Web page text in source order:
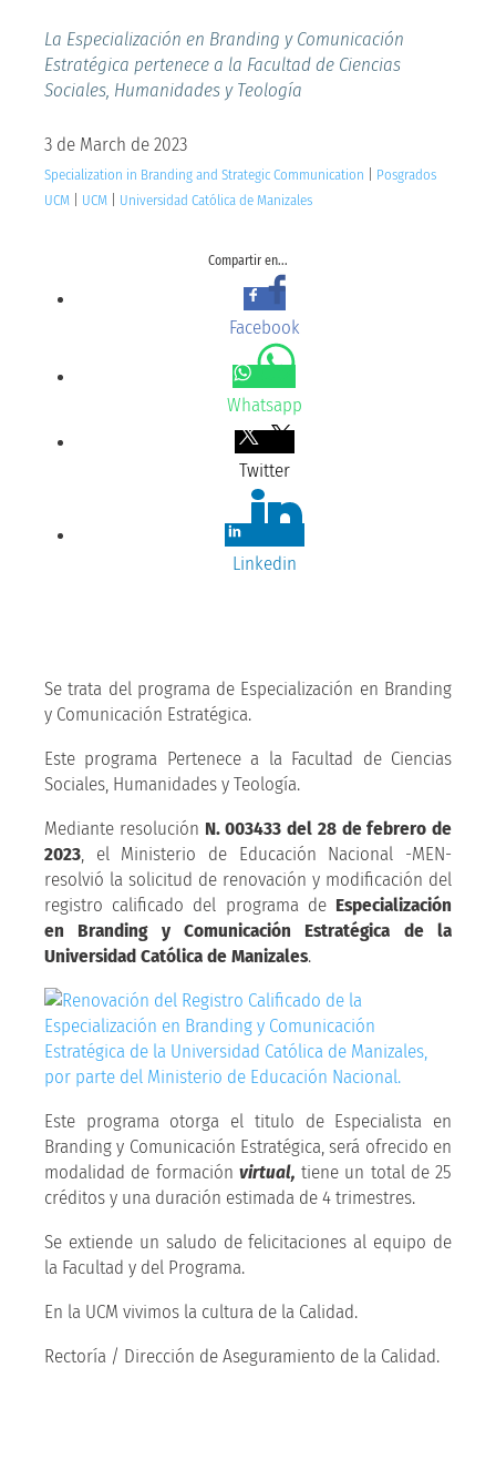
La Especialización en Branding y Comunicación
Estratégica pertenece a la Facultad de Ciencias
Sociales, Humanidades y Teología
3 de March de 2023
Specialization in Branding and Strategic Communication
Posgrados
UCM
UCM Universidad Católica de Manizales
Compartir en...
Facebook
Whatsapp
Twitter
Linkedin
Se trata del programa de Especialización en Branding
y Comunicación Estratégica.
Este programa Pertenece a la Facultad de Ciencias
Sociales, Humanidades y Teología.
Mediante resolución N. 003433 del 28 de febrero de
2023, el Ministerio de Educación Nacional -MEN-
resolvió la solicitud de renovación y modificación del
registro calificado del programa de Especialización
en Branding y Comunicación Estratégica de la
Universidad Católica de Manizales.
Este programa otorga el titulo de Especialista en
Branding y Comunicación Estratégica, será ofrecido en
modalidad de formación virtual, tiene un total de 25
créditos y una duración estimada de 4 trimestres.
Se extiende un saludo de felicitaciones al equipo de
la Facultad y del Programa.
En la UCM vivimos la cultura de la Calidad.
Rectoría / Dirección de Aseguramiento de la Calidad.